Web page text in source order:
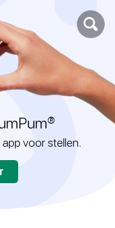
voor stellen.